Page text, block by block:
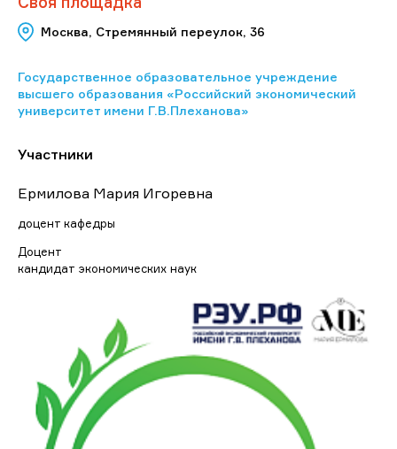
Москва, Стремянный переулок, 36
Государственное образовательное учреждение
высшего образования «Российский экономический
университет имени Г.В.Плеханова»
Участники
Ермилова Мария Игоревна
доцент кафедры
Доцент
кандидат экономических наук